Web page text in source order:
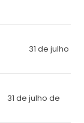
31 de julho
31 de julho de